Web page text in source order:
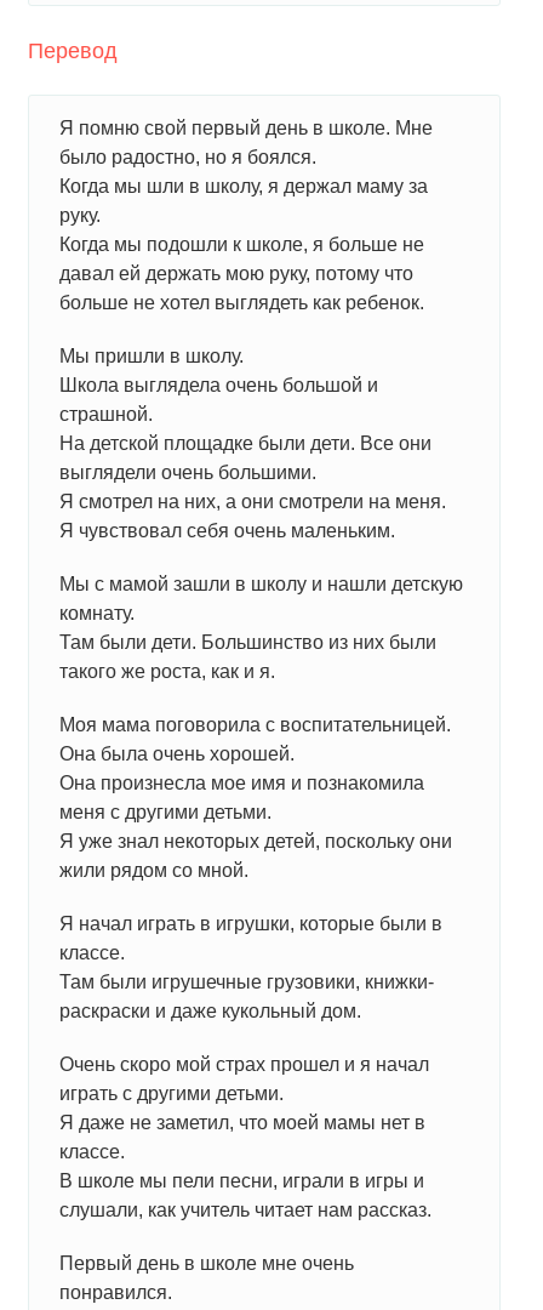
Перевод
Я помню свой первый день в школе. Мне
было радостно, но я боялся.
Когда мы шли в школу, я держал маму за
руку.
Когда мы подошли к школе, я больше не
давал ей держать мою руку, потому что
больше не хотел выглядеть как ребенок.
Мы пришли в школу.
Школа выглядела очень большой и
страшной.
На детской площадке были дети. Все они
выглядели очень большими.
Я смотрел на них, а они смотрели на меня.
Я чувствовал себя очень маленьким.
Мы с мамой зашли в школу и нашли детскую
комнату.
Там были дети. Большинство из них были
такого же роста, как и я.
Моя мама поговорила с воспитательницей.
Она была очень хорошей.
Она произнесла мое имя и познакомила
меня с другими детьми.
Я уже знал некоторых детей, поскольку они
жили рядом со мной.
Я начал играть в игрушки, которые были в
классе.
Там были игрушечные грузовики, книжки-
раскраски и даже кукольный дом.
Очень скоро мой страх прошел и я начал
играть с другими детьми.
Я даже не заметил, что моей мамы нет в
классе.
В школе мы пели песни, играли в игры и
слушали, как учитель читает нам рассказ.
Первый день в школе мне очень
понравился.